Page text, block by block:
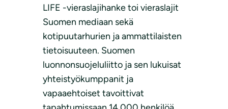
LIFE -vieraslajihanke toi vieraslajit
Suomen mediaan sekä
kotipuutarhurien ja ammattilaisten
tietoisuuteen. Suomen
luonnonsuojeluliitto ja sen lukuisat
yhteistyökumppanit ja
vapaaehtoiset tavoittivat